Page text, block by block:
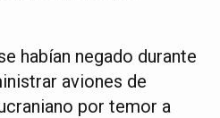
habían negado durante
aviones de
por temor a